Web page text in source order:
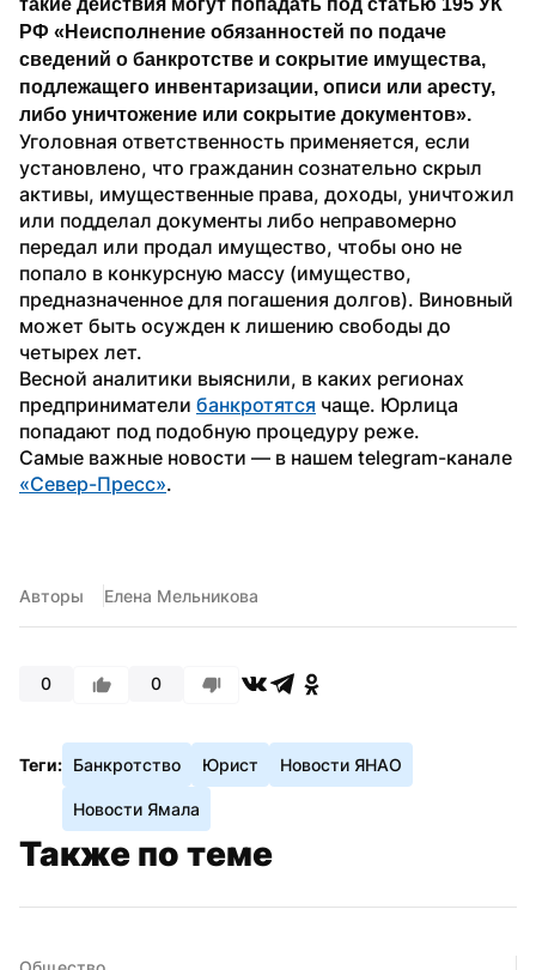
РФ «Неисполнение обязанностей по подаче
сведений о банкротстве и сокрытие имущества,
подлежащего инвентаризации, описи или аресту,
либо уничтожение или сокрытие документов».
Уголовная ответственность применяется, если
установлено, что гражданин сознательно скрыл
активы, имущественные права, доходы, уничтожил
или подделал документы либо неправомерно
передал или продал имущество, чтобы оно не
попало в конкурсную массу (имущество,
предназначенное для погашения долгов). Виновный
может быть осужден к лишению свободы до
четырех лет.
Весной аналитики выяснили, в каких регионах
предприниматели банкротятся чаще. Юрлица
попадают под подобную процедуру реже.
«Север-Пресс».
Авторы Елена Мельникова
0 0
Теги: Банкротство Юрист Новости ЯНАО
Новости Ямала
Также по теме